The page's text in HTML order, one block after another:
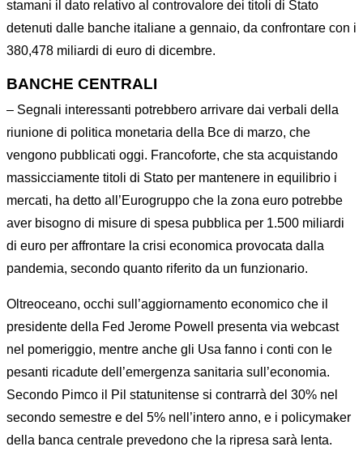
stamani il dato relativo al controvalore dei titoli di Stato
detenuti dalle banche italiane a gennaio, da confrontare con i
380,478 miliardi di euro di dicembre.
BANCHE CENTRALI
– Segnali interessanti potrebbero arrivare dai verbali della
riunione di politica monetaria della Bce di marzo, che
vengono pubblicati oggi. Francoforte, che sta acquistando
massicciamente titoli di Stato per mantenere in equilibrio i
mercati, ha detto all’Eurogruppo che la zona euro potrebbe
aver bisogno di misure di spesa pubblica per 1.500 miliardi
di euro per affrontare la crisi economica provocata dalla
pandemia, secondo quanto riferito da un funzionario.
Oltreoceano, occhi sull’aggiornamento economico che il
presidente della Fed Jerome Powell presenta via webcast
nel pomeriggio, mentre anche gli Usa fanno i conti con le
pesanti ricadute dell’emergenza sanitaria sull’economia.
Secondo Pimco il Pil statunitense si contrarrà del 30% nel
secondo semestre e del 5% nell’intero anno, e i policymaker
della banca centrale prevedono che la ripresa sarà lenta.